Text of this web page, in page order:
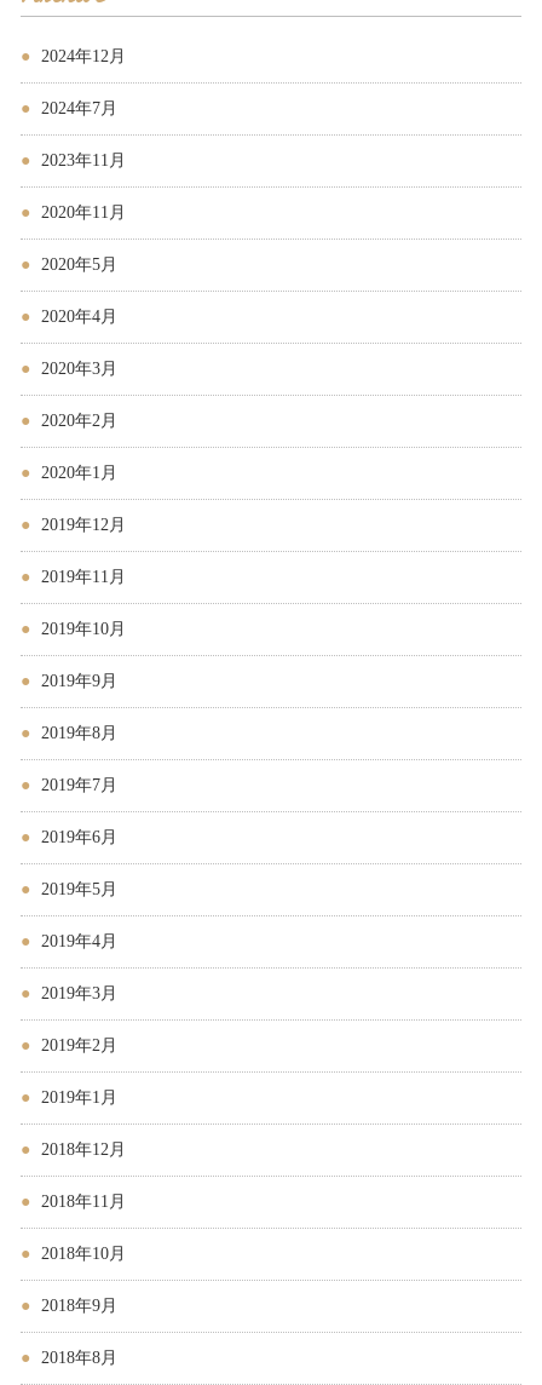
2024年12月
2024年7月
2023年11月
2020年11月
2020年5月
2020年4月
2020年3月
2020年2月
2020年1月
2019年12月
2019年11月
2019年10月
2019年9月
2019年8月
2019年7月
2019年6月
2019年5月
2019年4月
2019年3月
2019年2月
2019年1月
2018年12月
2018年11月
2018年10月
2018年9月
2018年8月